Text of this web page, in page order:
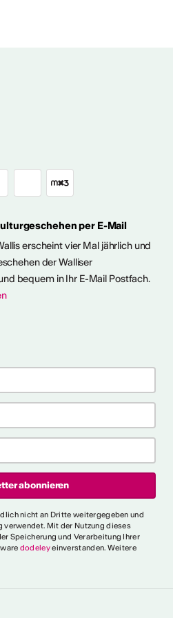
per E-Mail
erscheint vier Mal jährlich und
der Walliser
bequem in Ihr E-Mail Postfach.
nicht an Dritte weitergegeben und
Mit der Nutzung dieses
Speicherung und Verarbeitung Ihrer
dodeleyeinverstanden. Weitere